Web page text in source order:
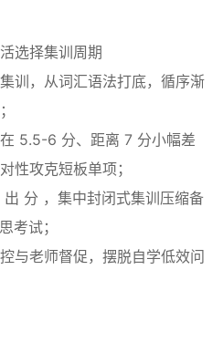
选择集训周期
训，从词汇语法打底，循序渐
5.5-6 分、距离 7 分小幅差
性攻克短板单项；
出 分 ，集中封闭式集训压缩备
考试；
与老师督促，摆脱自学低效问